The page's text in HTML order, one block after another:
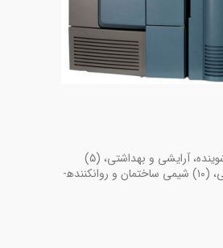
مشاوره علمی و تأمین مواد اولیه و افزودنی­های شیمیایی از منابع داخلى و خارجی برای صنایع مختلف، مانند: (۱) صنایع شیمیایی، (۲) فرآوری مواد معدنی، (۳) کانی غیرفلزی، (۴) شوینده، آرایشی و بهداشتی، (۵)
تصفیه آب و پساب، (۶) صنایع غذایی، مکمل­های غذایی، لبنی، نان و شیرینی، (۷) کود، سموم کشاورزی و خوراک دام و طیور، (۸) رنگ، رزین و حلال­های صنعتی، (۹) دارویی و پزشکی، (۱۰) شیمی ساختمان و روان­کننده­